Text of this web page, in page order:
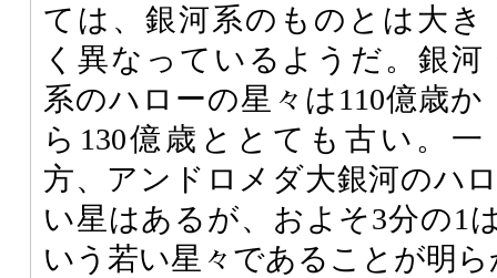
ては、銀河系のものとは大き
く異なっているようだ。銀河
系のハローの星々は110億歳か
ら130億歳ととても古い。一
方、アンドロメダ大銀河のハ
い星はあるが、およそ3分の1
いう若い星々であることが明